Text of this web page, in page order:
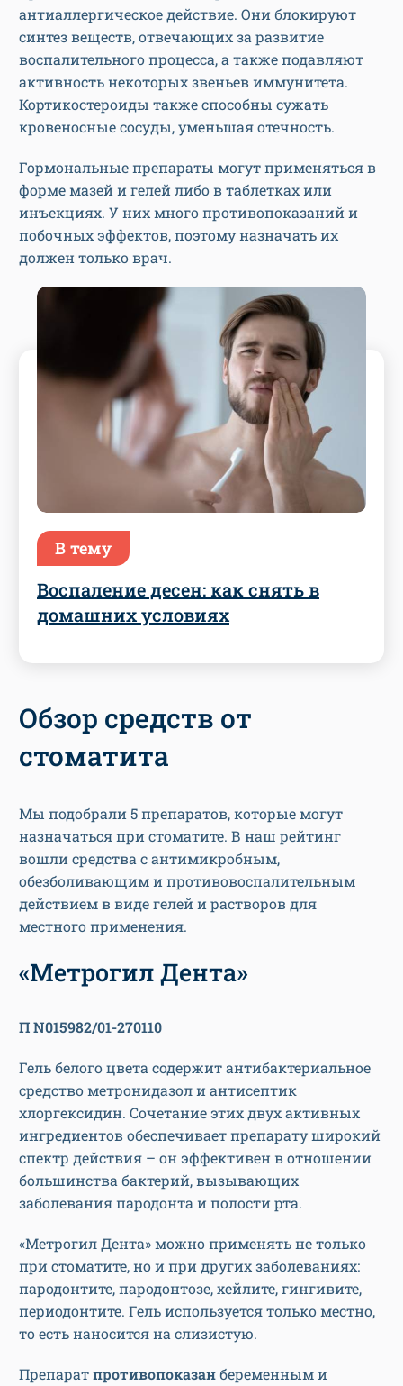
антиаллергическое действие. Они блокируют
синтез веществ, отвечающих за развитие
воспалительного процесса, а также подавляют
активность некоторых звеньев иммунитета.
Кортикостероиды также способны сужать
кровеносные сосуды, уменьшая отечность.
Гормональные препараты могут применяться в
форме мазей и гелей либо в таблетках или
инъекциях. У них много противопоказаний и
побочных эффектов, поэтому назначать их
должен только врач.
В тему
Воспаление десен: как снять в
домашних условиях
Обзор средств от
стоматита
Мы подобрали 5 препаратов, которые могут
назначаться при стоматите. В наш рейтинг
вошли средства с антимикробным,
обезболивающим и противовоспалительным
действием в виде гелей и растворов для
местного применения.
«Метрогил Дента»
П N015982/01-270110
Гель белого цвета содержит антибактериальное
средство метронидазол и антисептик
хлоргексидин. Сочетание этих двух активных
ингредиентов обеспечивает препарату широкий
спектр действия – он эффективен в отношении
большинства бактерий, вызывающих
заболевания пародонта и полости рта.
«Метрогил Дента» можно применять не только
при стоматите, но и при других заболеваниях:
пародонтите, пародонтозе, хейлите, гингивите,
периодонтите. Гель используется только местно,
то есть наносится на слизистую.
Препаратпротивопоказанбеременным и